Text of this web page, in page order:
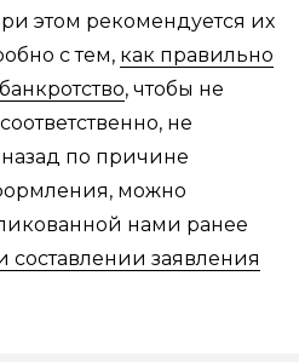
этом рекомендуется их
с тем, как правильно
, чтобы не
не
по причине
можно
нами ранее
составлении заявления